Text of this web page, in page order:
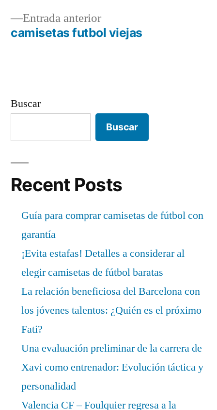
entradas
Entrada anteriorEntrada
anterior:
camisetas futbol viejas
Buscar
Buscar
Recent Posts
Guía para comprar camisetas de fútbol con
garantía
¡Evita estafas! Detalles a considerar al
elegir camisetas de fútbol baratas
La relación beneficiosa del Barcelona con
los jóvenes talentos: ¿Quién es el próximo
Fati?
Una evaluación preliminar de la carrera de
Xavi como entrenador: Evolución táctica y
personalidad
Valencia CF – Foulquier regresa a la